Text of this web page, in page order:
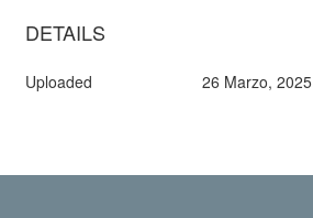
DETAILS
Uploaded 26 Marzo, 2025